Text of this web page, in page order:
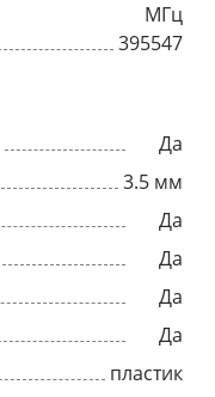
МГц
395547
Да
3.5 мм
Да
Да
Да
Да
пластик